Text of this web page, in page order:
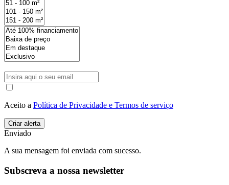
Aceito a Política de Privacidade e Termos de serviço
Enviado
A sua mensagem foi enviada com sucesso.
Subscreva a nossa newsletter